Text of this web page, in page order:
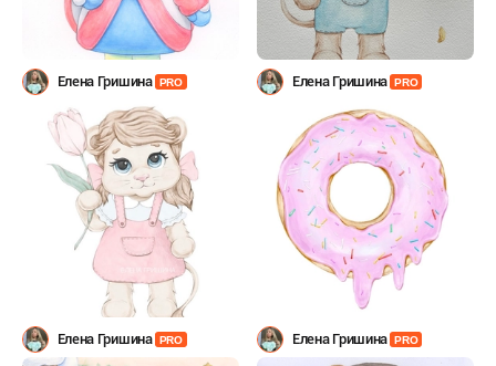
Елена Гришина PRO Елена Гришина PRO
Елена Гришина PRO Елена Гришина PRO